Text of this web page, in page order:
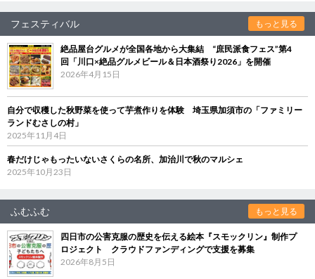
フェスティバル もっと見る
絶品屋台グルメが全国各地から大集結 “庶民派食フェス”第4
回「川口×絶品グルメビール＆日本酒祭り2026」を開催
2026年4月15日
自分で収穫した秋野菜を使って芋煮作りを体験 埼玉県加須市の「ファミリー
ランドむさしの村」
2025年11月4日
春だけじゃもったいないさくらの名所、加治川で秋のマルシェ
2025年10月23日
ふむふむ もっと見る
四日市の公害克服の歴史を伝える絵本『スモックリン』制作プ
ロジェクト クラウドファンディングで支援を募集
2026年8月5日